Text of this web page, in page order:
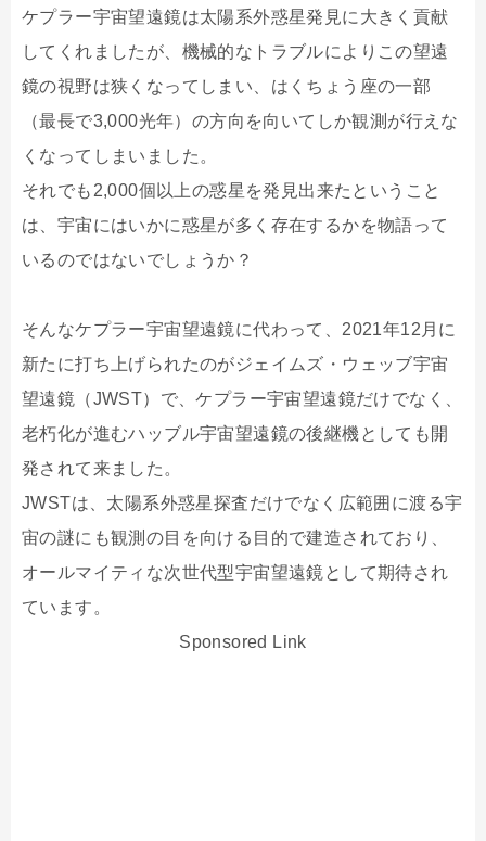
ケプラー宇宙望遠鏡は太陽系外惑星発見に大きく貢献
してくれましたが、機械的なトラブルによりこの望遠
鏡の視野は狭くなってしまい、はくちょう座の一部
（最長で3,000光年）の方向を向いてしか観測が行えな
くなってしまいました。
それでも2,000個以上の惑星を発見出来たということ
は、宇宙にはいかに惑星が多く存在するかを物語って
いるのではないでしょうか？
そんなケプラー宇宙望遠鏡に代わって、2021年12月に
新たに打ち上げられたのがジェイムズ・ウェッブ宇宙
望遠鏡（JWST）で、ケプラー宇宙望遠鏡だけでなく、
老朽化が進むハッブル宇宙望遠鏡の後継機としても開
発されて来ました。
JWSTは、太陽系外惑星探査だけでなく広範囲に渡る宇
宙の謎にも観測の目を向ける目的で建造されており、
オールマイティな次世代型宇宙望遠鏡として期待され
ています。
Sponsored Link